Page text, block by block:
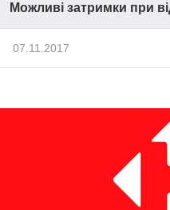
Можливі затримки при
07.11.2017